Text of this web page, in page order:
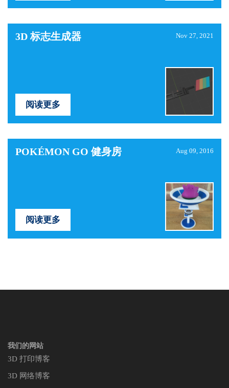
3D 标志生成器 Nov 27, 2021
阅读更多
POKÉMON GO 健身房 Aug 09, 2016
阅读更多
我们的网站
3D 打印博客
3D 网络博客